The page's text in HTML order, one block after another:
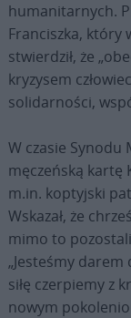
humanitarnych.
Franciszka, który
stwierdził, że
kryzysem
solidarności,
W czasie
męczeńską kartę
m.in. koptyjski
Wskazał, że
mimo to
„Jesteśmy darem
siłę czerpiemy z
nowym